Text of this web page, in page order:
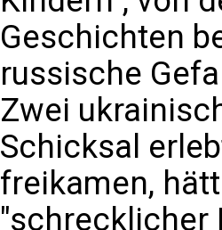
Geschichten
russische
Zwei
Schicksal
freikamen,
"schrecklicher